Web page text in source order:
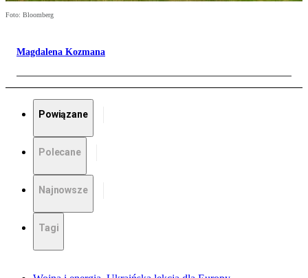
Foto: Bloomberg
Magdalena Kozmana
Powiązane
Polecane
Najnowsze
Tagi